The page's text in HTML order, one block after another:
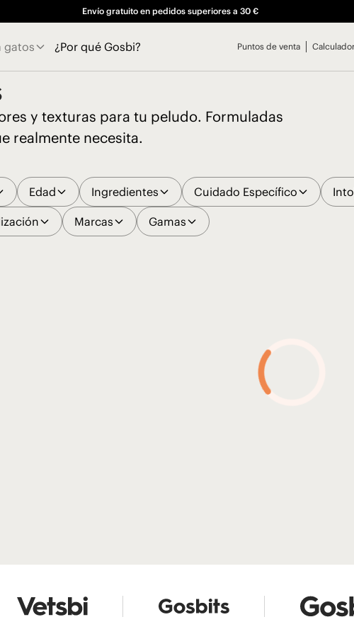
Envío gratuito en pedidos superiores a 30 €
gatos ¿Por qué Gosbi? Puntos de venta
y texturas para tu peludo. Formuladas
realmente necesita.
Edad Ingredientes Cuidado Específico
Marcas Gamas